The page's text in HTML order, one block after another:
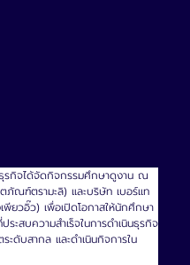
กิจได้จัดกิจกรรมศึกษาดูงาน ณ
ณฑ์ตรามะลิ) และบริษัท เบอร์แท
วอิ๊ว) เพื่อเปิดโอกาสให้นักศึกษา
ะสบความสำเร็จในการดำเนินธุรกิจ
ดับสากล และดำเนินกิจการใน